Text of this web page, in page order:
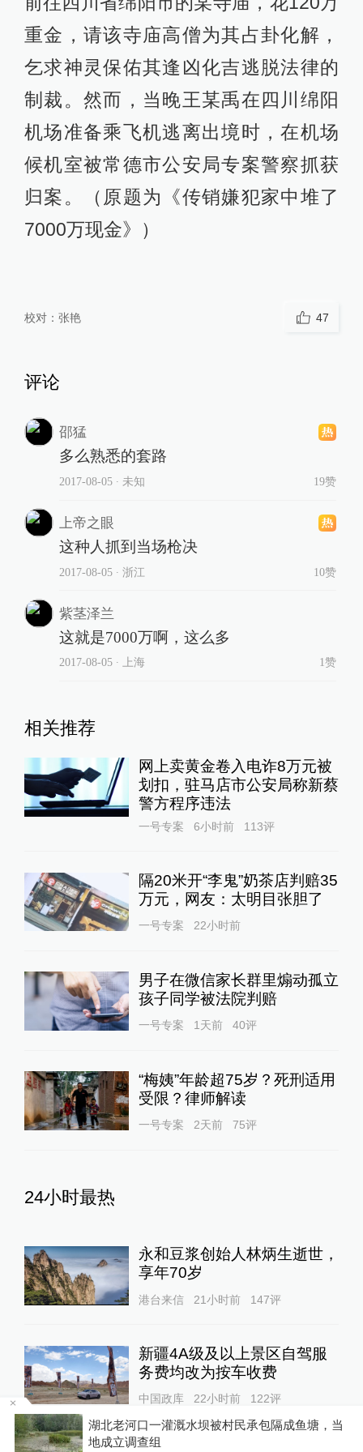
重金，请该寺庙高僧为其占卦化解，
乞求神灵保佑其逢凶化吉逃脱法律的
制裁。然而，当晚王某禹在四川绵阳
机场准备乘飞机逃离出境时，在机场
候机室被常德市公安局专案警察抓获
归案。（原题为《传销嫌犯家中堆了
7000万现金》）
校对： 张艳 47
评论
邵猛
多么熟悉的套路
2017-08-05∙ 未知 19赞
上帝之眼
这种人抓到当场枪决
2017-08-05∙ 浙江 10赞
紫茎泽兰
这就是7000万啊，这么多
2017-08-05∙ 上海 1赞
相关推荐
网上卖黄金卷入电诈8万元被
划扣，驻马店市公安局称新蔡
警方程序违法
一号专案 6小时前 113评
隔20米开“李鬼”奶茶店判赔35
万元，网友：太明目张胆了
一号专案 22小时前
男子在微信家长群里煽动孤立
孩子同学被法院判赔
一号专案 1天前 40评
“梅姨”年龄超75岁？死刑适用
受限？律师解读
一号专案 2天前 75评
24小时最热
永和豆浆创始人林炳生逝世，
享年70岁
港台来信 21小时前 147评
新疆4A级及以上景区自驾服
务费均改为按车收费
中国政库 22小时前 122评
湖北老河口一灌溉水坝被村民承包隔成鱼塘，当
地成立调查组